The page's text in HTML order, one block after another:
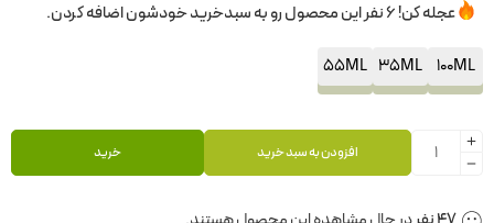
عجله کن! 6 نفر این محصول رو به سبدخرید خودشون اضافه کردن.
100ML
35ML
55ML
افزودن به سبد خرید خرید